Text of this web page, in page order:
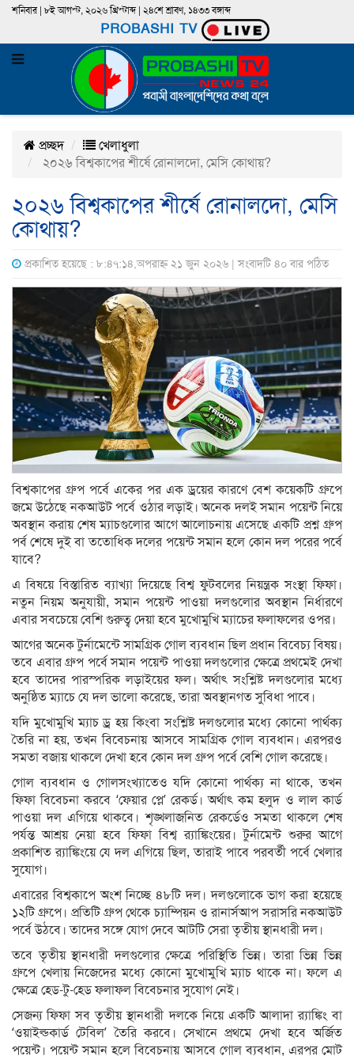
শনিবার | ৮ই আগস্ট, ২০২৬ খ্রিস্টাব্দ | ২৪শে শ্রাবণ, ১৪৩৩ বঙ্গাব্দ
PROBASHI TV
প্রচ্ছদ
খেলাধুলা
২০২৬ বিশ্বকাপের শীর্ষে রোনালদো, মেসি কোথায়?
২০২৬ বিশ্বকাপের শীর্ষে রোনালদো, মেসি
কোথায়?
প্রকাশিত হয়েছে : ৮:৪৭:১৪,অপরাহ্ন ২১ জুন ২০২৬ | সংবাদটি ৪০ বার পঠিত
বিশ্বকাপের গ্রুপ পর্বে একের পর এক ড্রয়ের কারণে বেশ কয়েকটি গ্রুপে
জমে উঠেছে নকআউট পর্বে ওঠার লড়াই। অনেক দলই সমান পয়েন্ট নিয়ে
অবস্থান করায় শেষ ম্যাচগুলোর আগে আলোচনায় এসেছে একটি প্রশ্ন গ্রুপ
পর্ব শেষে দুই বা ততোধিক দলের পয়েন্ট সমান হলে কোন দল পরের পর্বে
যাবে?
এ বিষয়ে বিস্তারিত ব্যাখ্যা দিয়েছে বিশ্ব ফুটবলের নিয়ন্ত্রক সংস্থা ফিফা।
নতুন নিয়ম অনুযায়ী, সমান পয়েন্ট পাওয়া দলগুলোর অবস্থান নির্ধারণে
এবার সবচেয়ে বেশি গুরুত্ব দেয়া হবে মুখোমুখি ম্যাচের ফলাফলের ওপর।
আগের অনেক টুর্নামেন্টে সামগ্রিক গোল ব্যবধান ছিল প্রধান বিবেচ্য বিষয়।
তবে এবার গ্রুপ পর্বে সমান পয়েন্ট পাওয়া দলগুলোর ক্ষেত্রে প্রথমেই দেখা
হবে তাদের পারস্পরিক লড়াইয়ের ফল। অর্থাৎ সংশ্লিষ্ট দলগুলোর মধ্যে
অনুষ্ঠিত ম্যাচে যে দল ভালো করেছে, তারা অবস্থানগত সুবিধা পাবে।
যদি মুখোমুখি ম্যাচ ড্র হয় কিংবা সংশ্লিষ্ট দলগুলোর মধ্যে কোনো পার্থক্য
তৈরি না হয়, তখন বিবেচনায় আসবে সামগ্রিক গোল ব্যবধান। এরপরও
সমতা বজায় থাকলে দেখা হবে কোন দল গ্রুপ পর্বে বেশি গোল করেছে।
গোল ব্যবধান ও গোলসংখ্যাতেও যদি কোনো পার্থক্য না থাকে, তখন
ফিফা বিবেচনা করবে ‘ফেয়ার প্লে’ রেকর্ড। অর্থাৎ কম হলুদ ও লাল কার্ড
পাওয়া দল এগিয়ে থাকবে। শৃঙ্খলাজনিত রেকর্ডেও সমতা থাকলে শেষ
পর্যন্ত আশ্রয় নেয়া হবে ফিফা বিশ্ব র‌্যাঙ্কিংয়ের। টুর্নামেন্ট শুরুর আগে
প্রকাশিত র‌্যাঙ্কিংয়ে যে দল এগিয়ে ছিল, তারাই পাবে পরবর্তী পর্বে খেলার
সুযোগ।
এবারের বিশ্বকাপে অংশ নিচ্ছে ৪৮টি দল। দলগুলোকে ভাগ করা হয়েছে
১২টি গ্রুপে। প্রতিটি গ্রুপ থেকে চ্যাম্পিয়ন ও রানার্সআপ সরাসরি নকআউট
পর্বে উঠবে। তাদের সঙ্গে যোগ দেবে আটটি সেরা তৃতীয় স্থানধারী দল।
তবে তৃতীয় স্থানধারী দলগুলোর ক্ষেত্রে পরিস্থিতি ভিন্ন। তারা ভিন্ন ভিন্ন
গ্রুপে খেলায় নিজেদের মধ্যে কোনো মুখোমুখি ম্যাচ থাকে না। ফলে এ
ক্ষেত্রে হেড-টু-হেড ফলাফল বিবেচনার সুযোগ নেই।
সেজন্য ফিফা সব তৃতীয় স্থানধারী দলকে নিয়ে একটি আলাদা র‌্যাঙ্কিং বা
‘ওয়াইল্ডকার্ড টেবিল’ তৈরি করবে। সেখানে প্রথমে দেখা হবে অর্জিত
পয়েন্ট। পয়েন্ট সমান হলে বিবেচনায় আসবে গোল ব্যবধান, এরপর মোট